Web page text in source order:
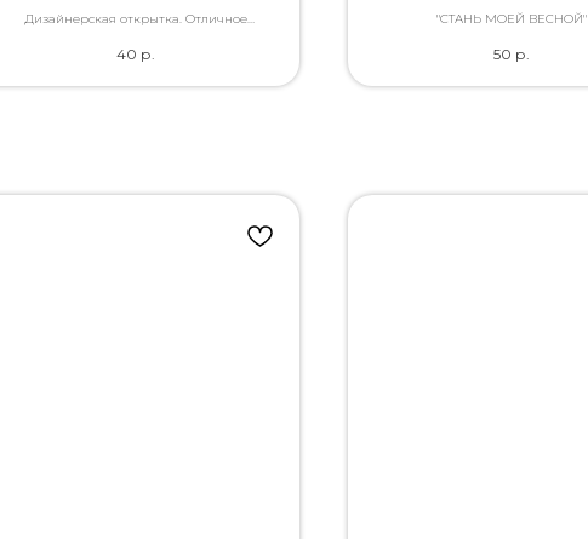
Дизайнерская открытка. Отличное
Вы так хотели сказать.
40 р.
"СТАНЬ МОЕЙ ВЕСНОЙ"
50 р.